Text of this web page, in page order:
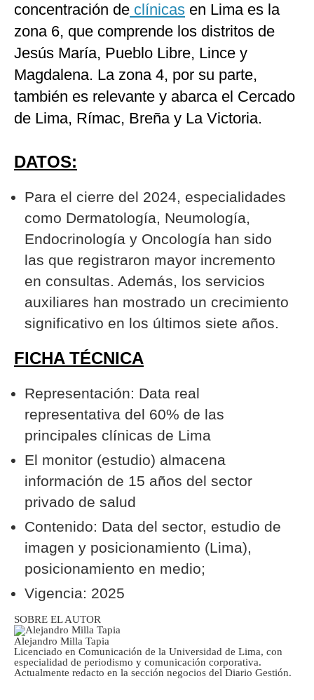
concentración de clínicas en Lima es la
zona 6, que comprende los distritos de
Jesús María, Pueblo Libre, Lince y
Magdalena. La zona 4, por su parte,
también es relevante y abarca el Cercado
de Lima, Rímac, Breña y La Victoria.
DATOS:
Para el cierre del 2024, especialidades
como Dermatología, Neumología,
Endocrinología y Oncología han sido
las que registraron mayor incremento
en consultas. Además, los servicios
auxiliares han mostrado un crecimiento
significativo en los últimos siete años.
FICHA TÉCNICA
Representación: Data real
representativa del 60% de las
principales clínicas de Lima
El monitor (estudio) almacena
información de 15 años del sector
privado de salud
Contenido: Data del sector, estudio de
imagen y posicionamiento (Lima),
posicionamiento en medio;
Vigencia: 2025
SOBRE EL AUTOR
Alejandro Milla Tapia
Licenciado en Comunicación de la Universidad de Lima, con
especialidad de periodismo y comunicación corporativa.
Actualmente redacto en la sección negocios del Diario Gestión.